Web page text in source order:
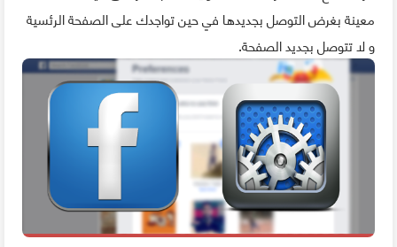
معينة بغرض التوصل بجديدها في حين تواجدك على الصفحة الرئسية
و لا تتوصل بجديد الصفحة.